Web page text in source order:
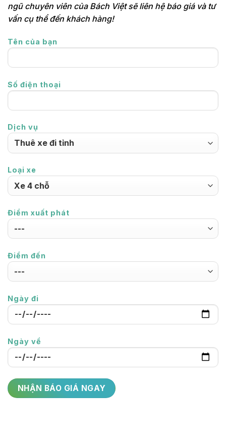
ngũ chuyên viên của Bách Việt sẽ liên hệ báo giá và tư
vấn cụ thể đến khách hàng!
Tên của bạn
Số điện thoại
Dịch vụ
Loại xe
Điểm xuất phát
Điểm đến
Ngày đi
Ngày về